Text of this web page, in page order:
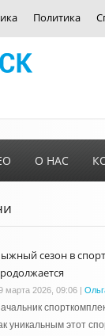
Политика
О НАС
сезон в
марта 2026, 09:06 |
уникальным этот